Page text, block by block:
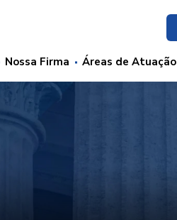
Nossa Firma Áreas de Atuação